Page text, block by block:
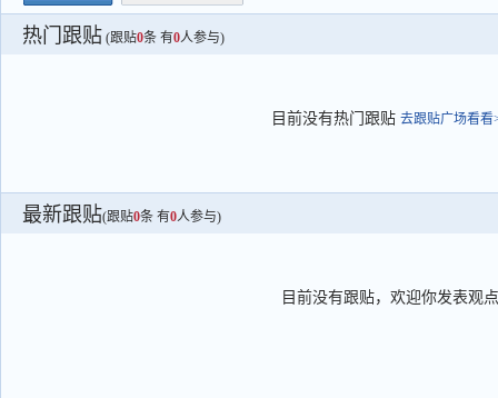
热门跟贴 (跟贴0条 有0人参与)
目前没有热门跟贴 去跟贴广场看看
最新跟贴(跟贴0条 有0人参与)
目前没有跟贴，欢迎你发表观点